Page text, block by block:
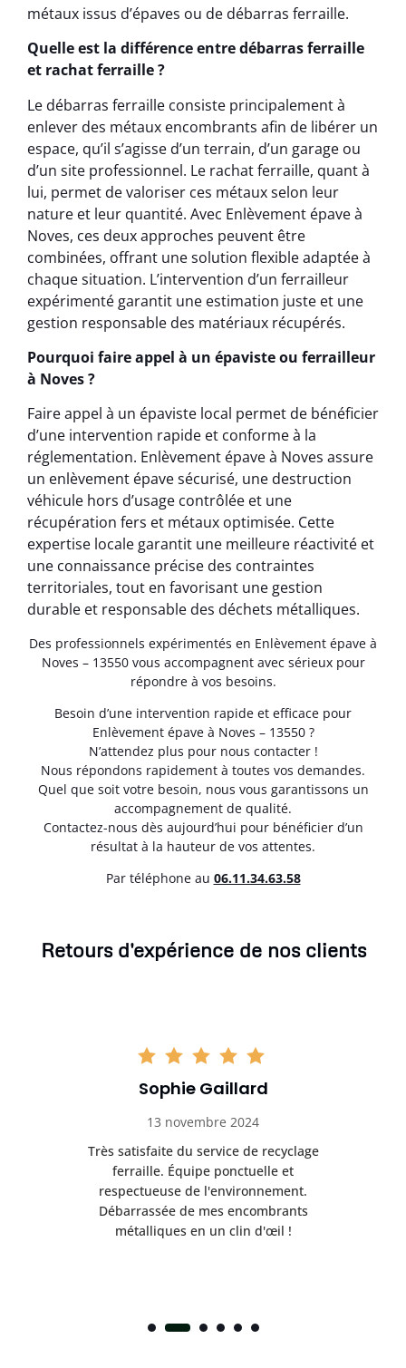
métaux issus d’épaves ou de débarras ferraille.
Quelle est la différence entre débarras ferraille
et rachat ferraille ?
Le débarras ferraille consiste principalement à
enlever des métaux encombrants afin de libérer un
espace, qu’il s’agisse d’un terrain, d’un garage ou
d’un site professionnel. Le rachat ferraille, quant à
lui, permet de valoriser ces métaux selon leur
nature et leur quantité. Avec Enlèvement épave à
Noves, ces deux approches peuvent être
combinées, offrant une solution flexible adaptée à
chaque situation. L’intervention d’un ferrailleur
expérimenté garantit une estimation juste et une
gestion responsable des matériaux récupérés.
Pourquoi faire appel à un épaviste ou ferrailleur
à Noves ?
Faire appel à un épaviste local permet de bénéficier
d’une intervention rapide et conforme à la
réglementation. Enlèvement épave à Noves assure
un enlèvement épave sécurisé, une destruction
véhicule hors d’usage contrôlée et une
récupération fers et métaux optimisée. Cette
expertise locale garantit une meilleure réactivité et
une connaissance précise des contraintes
territoriales, tout en favorisant une gestion
durable et responsable des déchets métalliques.
Des professionnels expérimentés en Enlèvement épave à
Noves – 13550 vous accompagnent avec sérieux pour
répondre à vos besoins.
Besoin d’une intervention rapide et efficace pour
Enlèvement épave à Noves – 13550 ?
N’attendez plus pour nous contacter !
Nous répondons rapidement à toutes vos demandes.
Quel que soit votre besoin, nous vous garantissons un
accompagnement de qualité.
Contactez-nous dès aujourd’hui pour bénéficier d’un
résultat à la hauteur de vos attentes.
Par téléphone au 06.11.34.63.58
Retours d'expérience de nos clients
Sophie Gaillard
13 novembre 2024
Très satisfaite du service de recyclage
ferraille. Équipe ponctuelle et
respectueuse de l'environnement.
Débarrassée de mes encombrants
métalliques en un clin d'œil !